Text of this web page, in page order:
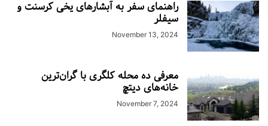
راهنمای سفر به آبشارهای یخی کرسنت و
سیفلر
November 13, 2024
معرفی ده محله کلگری با گران‌ترین
خانه‌های دیتچ
November 7, 2024